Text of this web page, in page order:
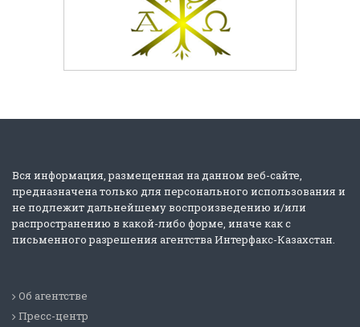
Вся информация, размещенная на данном веб-сайте,
предназначена только для персонального использования и
не подлежит дальнейшему воспроизведению и/или
распространению в какой-либо форме, иначе как с
письменного разрешения агентства Интерфакс-Казахстан.
Об агентстве
Пресс-центр